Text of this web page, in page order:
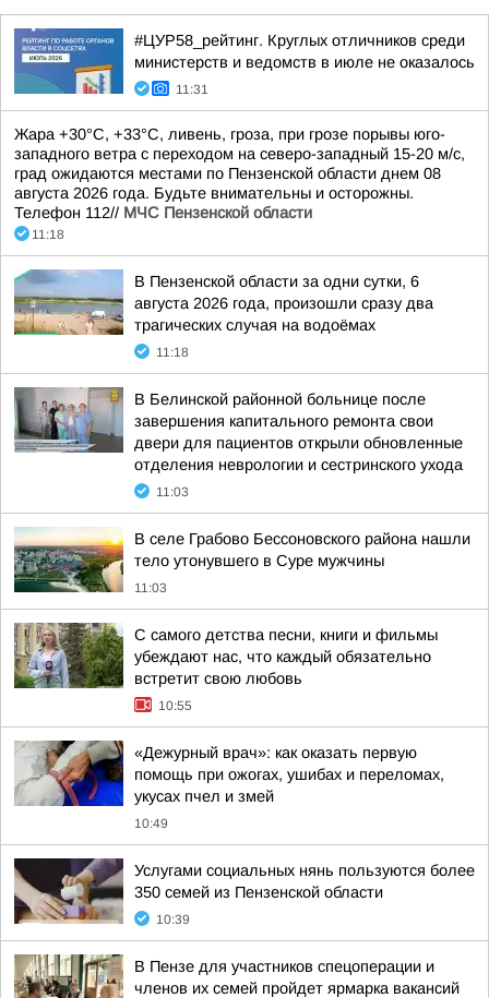
#ЦУР58_рейтинг. Круглых отличников среди
министерств и ведомств в июле не оказалось
11:31
Жара +30°С, +33°С, ливень, гроза, при грозе порывы юго-
западного ветра с переходом на северо-западный 15-20 м/с,
град ожидаются местами по Пензенской области днем 08
августа 2026 года. Будьте внимательны и осторожны.
Телефон 112// МЧС Пензенской области
11:18
В Пензенской области за одни сутки, 6
августа 2026 года, произошли сразу два
трагических случая на водоёмах
11:18
В Белинской районной больнице после
завершения капитального ремонта свои
двери для пациентов открыли обновленные
отделения неврологии и сестринского ухода
11:03
В селе Грабово Бессоновского района нашли
тело утонувшего в Суре мужчины
11:03
С самого детства песни, книги и фильмы
убеждают нас, что каждый обязательно
встретит свою любовь
10:55
«Дежурный врач»: как оказать первую
помощь при ожогах, ушибах и переломах,
укусах пчел и змей
10:49
Услугами социальных нянь пользуются более
350 семей из Пензенской области
10:39
В Пензе для участников спецоперации и
членов их семей пройдет ярмарка вакансий